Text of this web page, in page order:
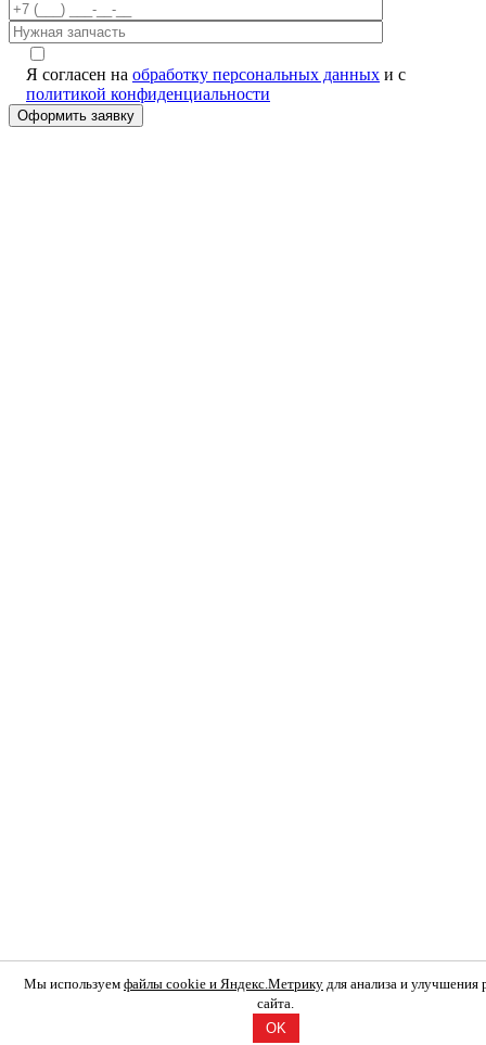
Я согласен на обработку персональных данных и с
политикой конфиденциальности
Мы используем файлы cookie и Яндекс.Метрику для анализа и улучшения
сайта.
OK